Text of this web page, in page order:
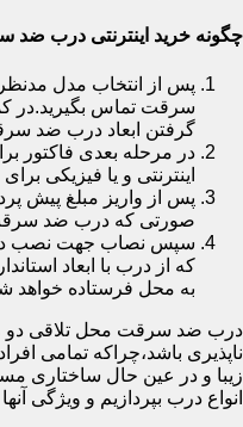
چگونه خرید اینترنتی درب ضد
پس از انتخاب مدل
سرقت تماس بگیرید.در
گرفتن ابعاد درب ضد
در مرحله بعدی فاکتور
اینترنتی و یا فیزیکی
پس از واریز مبلغ پیش
صورتی که درب ضد
سپس نصاب جهت نصب
که از درب با ابعاد
به محل فرستاده خواهد
درب ضد سرقت محل تلاقی دو
ناپذیری باشد،چراکه تمامی
زیبا و در عین حال ساختاری
انواع درب بپردازیم و ویژگی